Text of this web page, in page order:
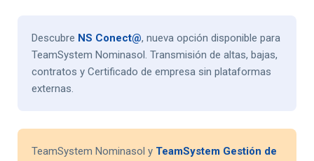
Descubre NS Conect@, nueva opción disponible para
TeamSystem Nominasol. Transmisión de altas, bajas,
contratos y Certificado de empresa sin plataformas
externas.
TeamSystem Nominasol y TeamSystem Gestión de